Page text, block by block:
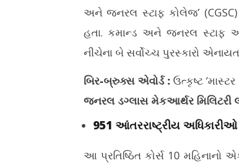
અને જનરલ સ્ટાફ કોલેજ’ (CGSC)
હતા. કમાન્ડ અને જનરલ સ્ટાફ
નીચેના બે સર્વોચ્ચ પુરસ્કારો એનાયત
બિર-બ્રુક્સ એવોર્ડ :ઉત્કૃષ્ટ
જનરલ ડગ્લાસ મેકઆર્થર મિલિટરી
951 આંતરરાષ્ટ્રીય
આ પ્રતિષ્ઠિત કોર્સ 10